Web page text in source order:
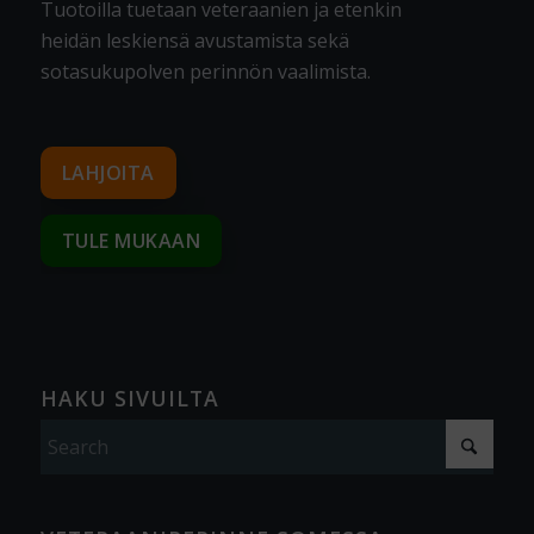
Tuotoilla tuetaan veteraanien ja etenkin
heidän leskiensä avustamista sekä
sotasukupolven perinnön vaalimista.
LAHJOITA
TULE MUKAAN
HAKU SIVUILTA